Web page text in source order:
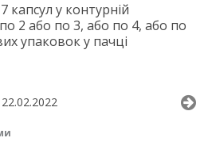
капсул у контурній
2 або по 3, або по 4, або по
упаковок у пачці
22.02.2022